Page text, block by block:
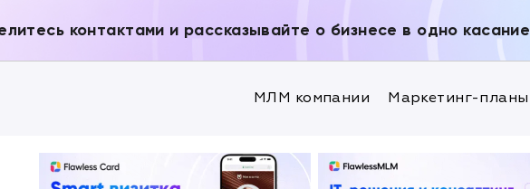
контактами и рассказывайте о бизнесе в одно касание
МЛМ компании Маркетинг-планы